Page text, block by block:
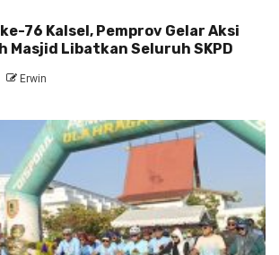
76 Kalsel, Pemprov Gelar Aksi
Masjid Libatkan Seluruh SKPD
Erwin